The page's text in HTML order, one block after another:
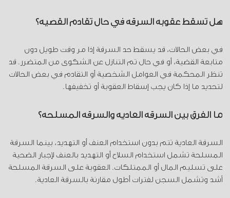
هل تسقط عقوبة السرقة في حال تقادم القضية؟
في بعض الحالات، قد يسقط حد السرقة إذا مر وقت طويل دون
متابعة القضية، أو في حال تم التنازل عن الشكوى من المتضرر. قد
تنظر المحكمة في العوامل الشخصية أو التقادم في بعض الحالات
لتحديد ما إذا كان يجب إسقاط العقوبة أو تخفيفها.
ما الفرق بين السرقة العادية والسرقة المسلحة؟
السرقة العادية تتم بدون استخدام العنف أو التهديد، بينما السرقة
المسلحة تشمل استخدام السلاح أو التهديد بالعنف لإجبار الضحية
على تسليم المال أو الممتلكات. العقوبة على السرقة المسلحة
أشد وتشمل السجن لفترات أطول مقارنة بالسرقة العادية.